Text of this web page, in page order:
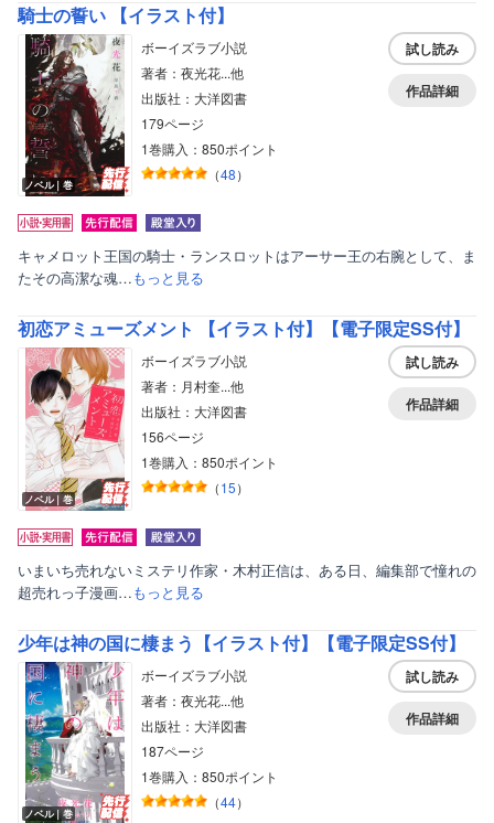
騎士の誓い 【イラスト付】
ノベル｜巻
ボーイズラブ小説
著者：夜光花...他
出版社：大洋図書
179ページ
1巻購入：850ポイント
（48）
試し読み
作品詳細
キャメロット王国の騎士・ランスロットはアーサー王の右腕として、ま
たその高潔な魂…もっと見る
初恋アミューズメント 【イラスト付】【電子限定SS付】
ノベル｜巻
ボーイズラブ小説
著者：月村奎...他
出版社：大洋図書
156ページ
1巻購入：850ポイント
（15）
試し読み
作品詳細
いまいち売れないミステリ作家・木村正信は、ある日、編集部で憧れの
超売れっ子漫画…もっと見る
少年は神の国に棲まう【イラスト付】【電子限定SS付】
ノベル｜巻
ボーイズラブ小説
著者：夜光花...他
出版社：大洋図書
187ページ
1巻購入：850ポイント
（44）
試し読み
作品詳細